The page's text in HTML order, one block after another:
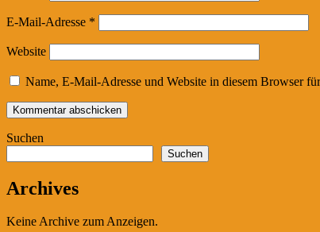
E-Mail-Adresse *
Website
Name, E-Mail-Adresse und Website in diesem Browser
Suchen
Suchen
Archives
Keine Archive zum Anzeigen.